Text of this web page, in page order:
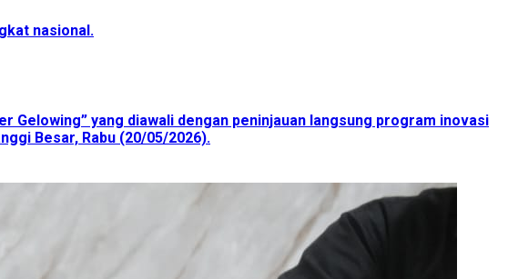
nasional.
Gelowing” yang diawali dengan peninjauan langsung program inovasi
Besar, Rabu (20/05/2026).